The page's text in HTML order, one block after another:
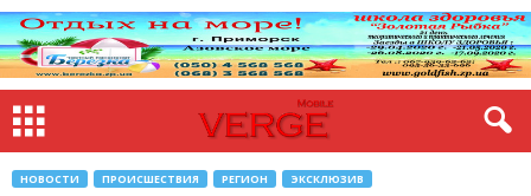
НОВОСТИ ПРОИСШЕСТВИЯ РЕГИОН ЭКСКЛЮЗИВ